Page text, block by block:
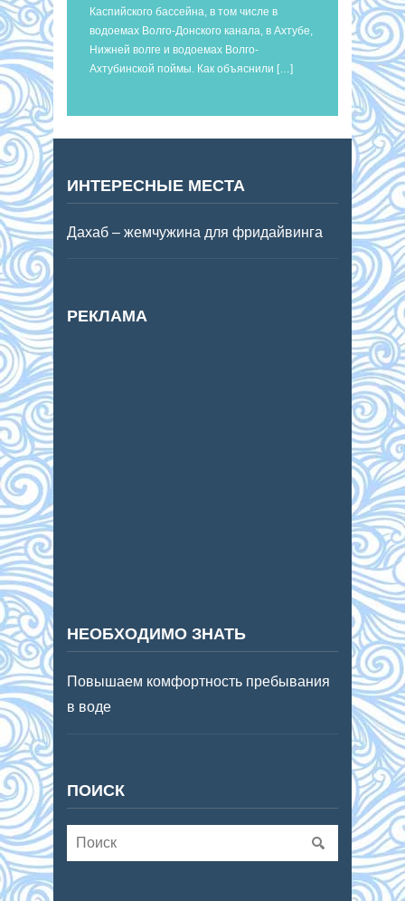
Каспийского бассейна, в том числе в
водоемах Волго-Донского канала, в Ахтубе,
Нижней волге и водоемах Волго-
Ахтубинской поймы. Как объяснили […]
ИНТЕРЕСНЫЕ МЕСТА
Дахаб – жемчужина для фридайвинга
РЕКЛАМА
НЕОБХОДИМО ЗНАТЬ
Повышаем комфортность пребывания
в воде
ПОИСК